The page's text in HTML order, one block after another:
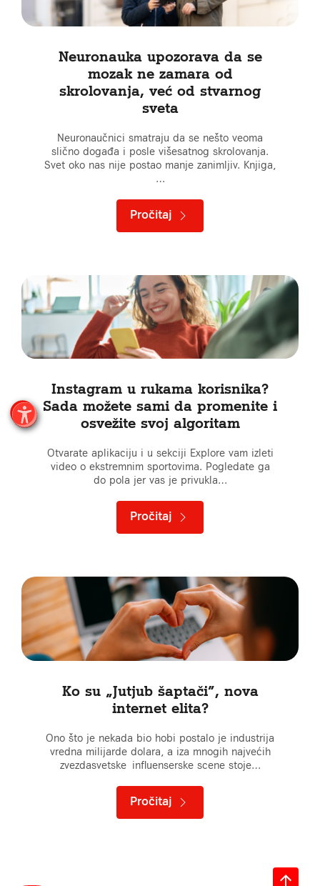
Neuronauka upozorava da se
mozak ne zamara od
skrolovanja, već od stvarnog
sveta
Neuronaučnici smatraju da se nešto veoma
slično događa i posle višesatnog skrolovanja.
Svet oko nas nije postao manje zanimljiv. Knjiga,
…
Pročitaj
Instagram u rukama korisnika?
Sada možete sami da promenite i
osvežite svoj algoritam
Otvarate aplikaciju i u sekciji Explore vam izleti
video o ekstremnim sportovima. Pogledate ga
do pola jer vas je privukla…
Pročitaj
Ko su „Jutjub šaptači”, nova
internet elita?
Ono što je nekada bio hobi postalo je industrija
vredna milijarde dolara, a iza mnogih najvećih
zvezdasvetske influenserske scene stoje…
Pročitaj